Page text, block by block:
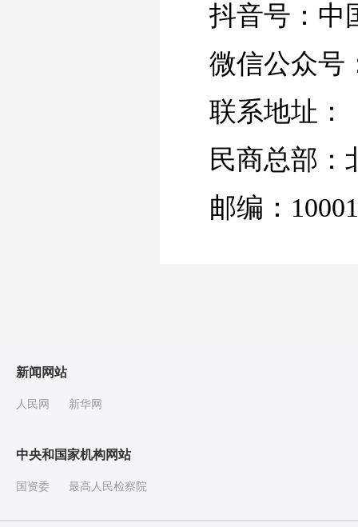
抖音号：中
微信公众号
联系地址：
民商总部：
邮编：
新闻网站
人民网 新华网
中央和国家机构网站
国资委 最高人民检察院